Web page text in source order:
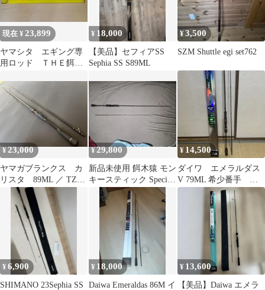
現在 ¥ 23,899
ヤマシタ エギング専
用ロッド ＴＨＥ餌木
用 店舗展示品
¥ 18,000
【美品】セフィアSS
Sephia SS S89ML
¥3,500
SZM Shuttle egi set762
¥23,000
ヤマガブランクス カ
リスタ 89ML ／ TZ
NANO
¥29,800
新品未使用 餌木猿 モン
キースティック Special
80 浜風
¥ 14,500
ダイワ エメラルダス
V 79ML 希少番手
DAIWA
¥6,900
SHIMANO 23Sephia SS
¥ 18,000
Daiwa Emeraldas 86M イ
¥ 13,600
【美品】Daiwa エメラ